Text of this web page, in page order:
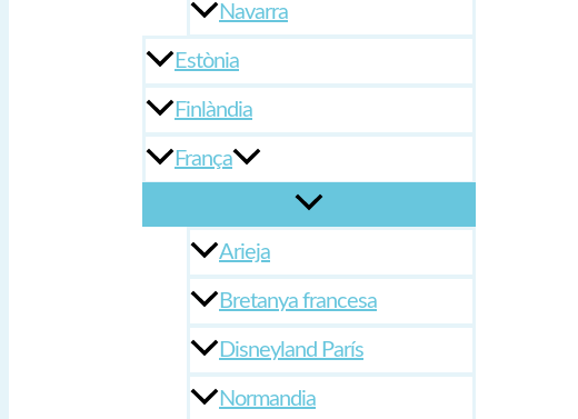
Navarra
Estònia
Finlàndia
França
Arieja
Bretanya francesa
Disneyland París
Normandia